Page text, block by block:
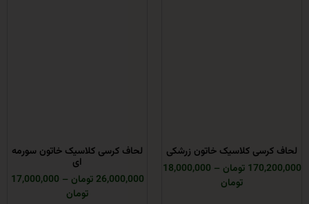
کلاسیک خاتون زرشکی
–
18,000,000
لحاف کرسی کلاسیک خاتون سورمه
26,000,000 تومان
–
17,000,000